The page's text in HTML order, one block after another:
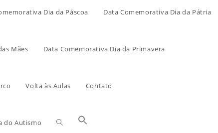
Dia da Páscoa Data Comemorativa Dia da Pátria
Mães Data Comemorativa Dia da Primavera
Volta às Aulas Contato
do Autismo